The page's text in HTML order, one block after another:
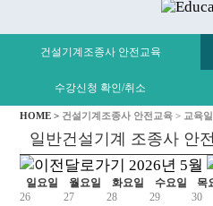
건설기계조종사 안전교육
수강신청 확인/취소
HOME > 건설기계조종사 안전교육 > 교육
일반건설기계 조종사 안
2026년 5월
일요일 월요일 화요일 수요일 목
26
27 28 29 30